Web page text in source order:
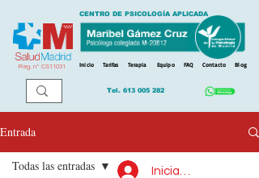
Reg. nº CS11031
CENTRO DE PSICOLOGÍA APLICADA
Inicio Tarifas Terapia Equipo FAQ Contacto Blog
Tel. 613 005 282
Entrada
Todas las entradas Iniciar sesión